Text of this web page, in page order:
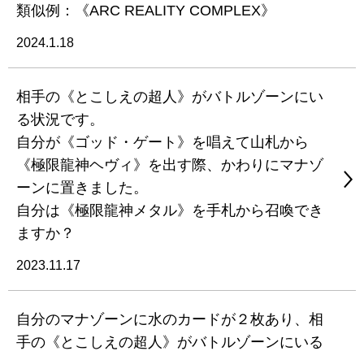
類似例：《ARC REALITY COMPLEX》
2024.1.18
相手の《とこしえの超人》がバトルゾーンにい
る状況です。
自分が《ゴッド・ゲート》を唱えて山札から
《極限龍神ヘヴィ》を出す際、かわりにマナゾ
ーンに置きました。
自分は《極限龍神メタル》を手札から召喚でき
ますか？
2023.11.17
自分のマナゾーンに水のカードが２枚あり、相
手の《とこしえの超人》がバトルゾーンにいる